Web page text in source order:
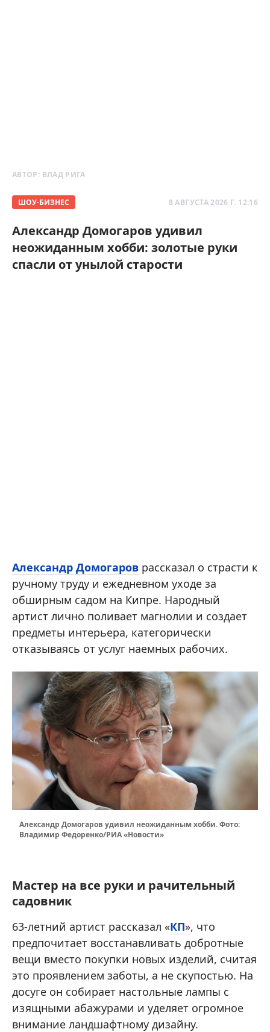
АВТОР: ВЛАД РИГА
ШОУ-БИЗНЕС 8 АВГУСТА 2026 Г. 12:16
Александр Домогаров удивил
неожиданным хобби: золотые руки
спасли от унылой старости
Александр Домогаров рассказал о страсти к
ручному труду и ежедневном уходе за
обширным садом на Кипре. Народный
артист лично поливает магнолии и создает
предметы интерьера, категорически
отказываясь от услуг наемных рабочих.
Александр Домогаров удивил неожиданным хобби. Фото:
Владимир Федоренко/РИА «Новости»
Мастер на все руки и рачительный
садовник
63-летний артист рассказал «КП», что
предпочитает восстанавливать добротные
вещи вместо покупки новых изделий, считая
это проявлением заботы, а не скупостью. На
досуге он собирает настольные лампы с
изящными абажурами и уделяет огромное
внимание ландшафтному дизайну.